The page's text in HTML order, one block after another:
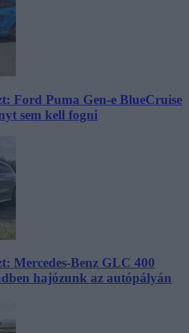
Ford Puma Gen-e BlueCruise
sem kell fogni
Mercedes-Benz GLC 400
hajózunk az autópályán